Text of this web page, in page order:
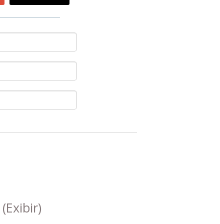
(Exibir)